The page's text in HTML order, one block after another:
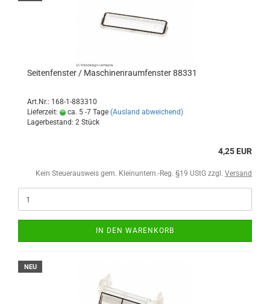
Seitenfenster / Maschinenraumfenster 88331
Art.Nr.: 168-1-883310
Lieferzeit:
ca. 5 -7 Tage (Ausland abweichend)
Lagerbestand: 2 Stück
4,25 EUR
Kein Steuerausweis gem. Kleinuntern.-Reg. §19 UStG zzgl. Versand
IN DEN WARENKORB
NEU